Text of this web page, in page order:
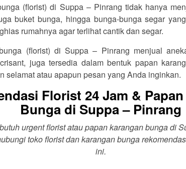
(florist) di Suppa – Pinrang tidak hanya
buket bunga, hingga bunga-bunga segar
rumahnya agar terlihat cantik dan segar.
(florist) di Suppa – Pinrang menjual
juga tersedia dalam bentuk papan
selamat atau apapun pesan yang Anda inginkan.
Florist 24 Jam &
Bunga di Suppa – Pinrang
urgent florist atau papan karangan bunga di
toko florist dan karangan bunga
ini.